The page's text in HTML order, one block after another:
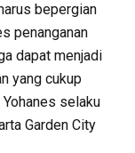
bepergian
penanganan
dapat menjadi
yang cukup
selaku
Garden City